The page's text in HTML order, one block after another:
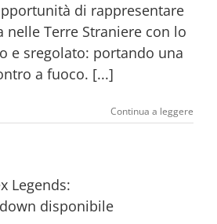
di rappresentare
Terre Straniere con lo
e sregolato: portando una
a fuoco. [...]
Continua a leggere